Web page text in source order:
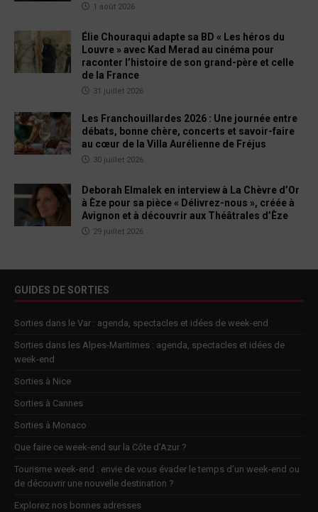
1 août 2026
Élie Chouraqui adapte sa BD « Les héros du
Louvre » avec Kad Merad au cinéma pour
raconter l’histoire de son grand-père et celle
de la France
31 juillet 2026
Les Franchouillardes 2026 : Une journée entre
débats, bonne chère, concerts et savoir-faire
au cœur de la Villa Aurélienne de Fréjus
30 juillet 2026
Deborah Elmalek en interview à La Chèvre d’Or
à Èze pour sa pièce « Délivrez-nous », créée à
Avignon et à découvrir aux Théâtrales d’Èze
29 juillet 2026
GUIDES DE SORTIES
Sorties dans le Var : agenda, spectacles et idées de week-end
Sorties dans les Alpes-Maritimes : agenda, spectacles et idées de
week-end
Sorties à Nice
Sorties à Cannes
Sorties à Monaco
Que faire ce week-end sur la Côte d’Azur ?
Tourisme week-end : envie de vous évader le temps d’un week-end ou
de découvrir une nouvelle destination ?
Explorez nos bonnes adresses